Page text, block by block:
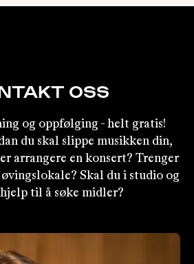
OSS
og oppfølging - helt gratis!
du skal slippe musikken din,
arrangere en konsert? Trenger
Skal du i studio og
til å søke midler?